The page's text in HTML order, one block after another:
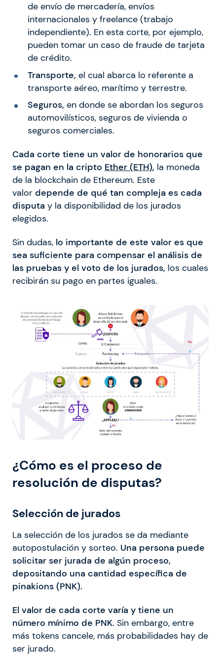
de envío de mercadería, envíos
internacionales y freelance (trabajo
independiente). En esta corte, por ejemplo,
pueden tomar un caso de fraude de tarjeta
de crédito.
Transporte, el cual abarca lo referente a
transporte aéreo, marítimo y terrestre.
Seguros, en donde se abordan los seguros
automovilísticos, seguros de vivienda o
seguros comerciales.
Cada corte tiene un valor de honorarios que
se pagan en la cripto Ether (ETH), la moneda
de la blockchain de Ethereum. Este
valor depende de qué tan compleja es cada
disputa y la disponibilidad de los jurados
elegidos.
Sin dudas, lo importante de este valor es que
sea suficiente para compensar el análisis de
las pruebas y el voto de los jurados, los cuales
recibirán su pago en partes iguales.
¿Cómo es el proceso de
resolución de disputas?
Selección de jurados
La selección de los jurados se da mediante
autopostulación y sorteo. Una persona puede
solicitar ser jurada de algún proceso,
depositando una cantidad específica de
pinakions (PNK).
El valor de cada corte varía y tiene un
número mínimo de PNK. Sin embargo, entre
más tokens cancele, más probabilidades hay de
ser jurado.